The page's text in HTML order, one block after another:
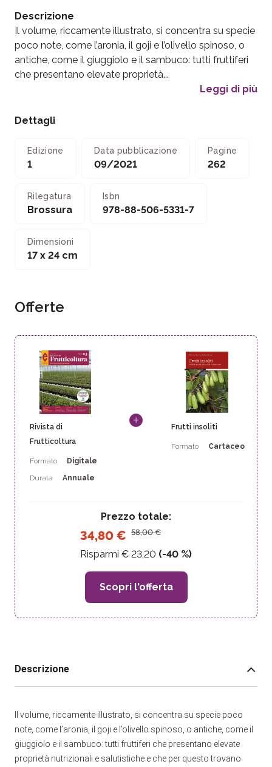
Descrizione
Il volume, riccamente illustrato, si concentra su specie
poco note, come l’aronia, il goji e l’olivello spinoso, o
antiche, come il giuggiolo e il sambuco: tutti fruttiferi
che presentano elevate proprietà...
Leggi di più
Dettagli
Edizione
1
Data pubblicazione
09/2021
Pagine
262
Rilegatura
Brossura
Isbn
978-88-506-5331-7
Dimensioni
17 x 24 cm
Offerte
Rivista di
Frutticoltura
Formato
Digitale
Durata
Annuale
Frutti insoliti
Formato Cartaceo
Prezzo totale:
34,80 € 58,00€
Risparmi € 23,20 (-40 %)
Scopri l'offerta
Descrizione
Il volume, riccamente illustrato, si concentra su specie poco
note, come l’aronia, il goji e l’olivello spinoso, o antiche, come il
giuggiolo e il sambuco: tutti fruttiferi che presentano elevate
proprietà nutrizionali e salutistiche e che per questo trovano